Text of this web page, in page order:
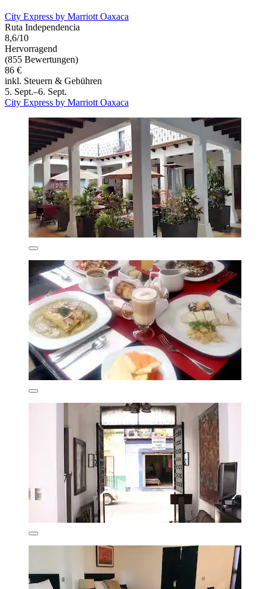
City Express by Marriott Oaxaca
Ruta Independencia
8,6/10
Hervorragend
(855 Bewertungen)
86 €
inkl. Steuern & Gebühren
5. Sept.–6. Sept.
City Express by Marriott Oaxaca